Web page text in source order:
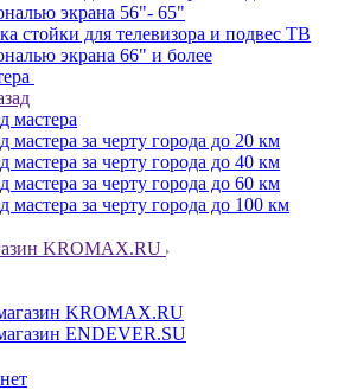
экрана 56"- 65"
стойки для телевизора и подвес ТВ
экрана 66" и более
мастера
мастера за черту города до 20 км
мастера за черту города до 40 км
мастера за черту города до 60 км
мастера за черту города до 100 км
KROMAX.RU
KROMAX.RU
ENDEVER.SU